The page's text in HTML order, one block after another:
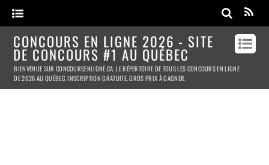
CONCOURS EN LIGNE 2026 - SITE
DE CONCOURS #1 AU QUÉBEC
BIENVENUE SUR CONCOURSENLIGNE.CA. LE RÉPERTOIRE DE TOUS LES CONCOURS EN LIGNE
DE 2026 AU QUÉBEC. INSCRIPTION GRATUITE. GROS PRIX À GAGNER.